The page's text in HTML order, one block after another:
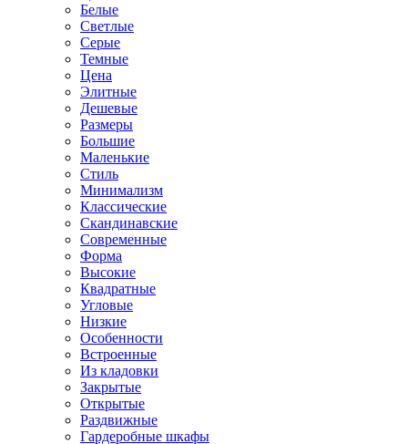
Белые
Светлые
Серые
Темные
Цена
Элитные
Дешевые
Размеры
Большие
Маленькие
Стиль
Минимализм
Классические
Скандинавские
Современные
Форма
Высокие
Квадратные
Угловые
Низкие
Особенности
Встроенные
Из кладовки
Закрытые
Открытые
Раздвижные
Гардеробные шкафы